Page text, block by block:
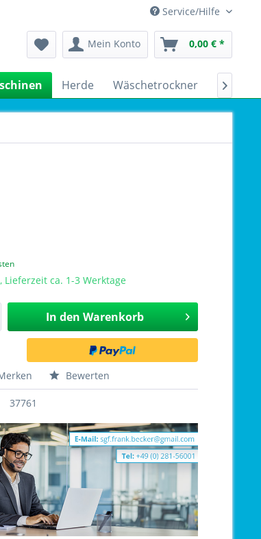
Service/Hilfe
Mein Konto 0,00 € *
Herde Wäschetrockner 
ca. 1-3 Werktage
In den Warenkorb
Bewerten
37761